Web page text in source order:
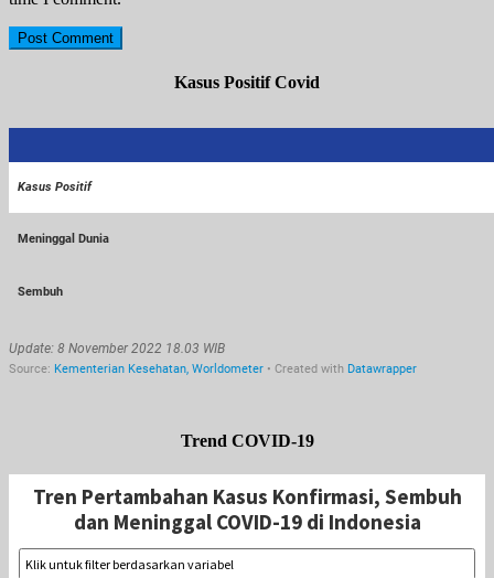
Kasus Positif Covid
Trend COVID-19